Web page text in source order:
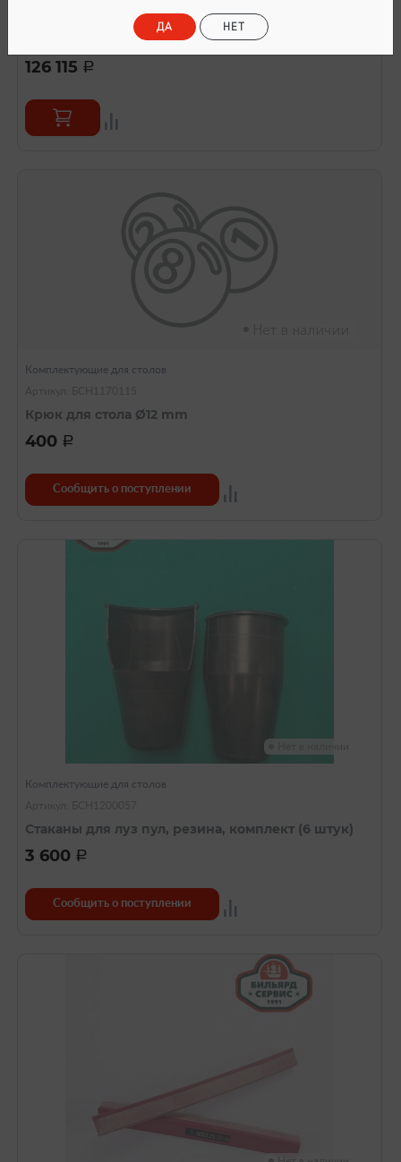
Комплект плит BEST-Quality Legend для
бильярдного стола 12 футов, сланец, 45мм, 5шт.
126 115 a
Комплектующие для столов
Крюк для стола Ø12 mm
400 a
Сообщить о поступлении
Комплектующие для столов
Стаканы для луз пул, резина, комплект (6 штук)
3 600 a
Сообщить о поступлении
ДА НЕТ